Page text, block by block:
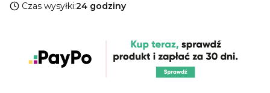
Czas wysyłki:24 godziny